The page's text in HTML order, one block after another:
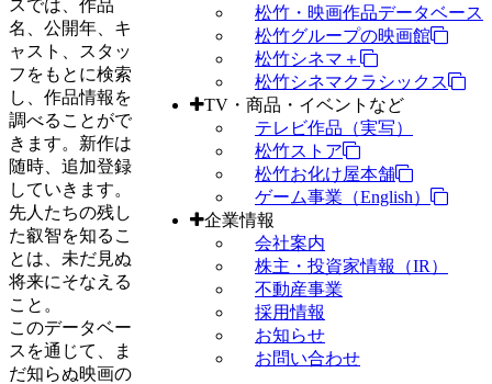
松竹・映画作品データベース
松竹グループの映画館
松竹シネマ＋
松竹シネマクラシックス
TV・商品・イベントなど
テレビ作品（実写）
松竹ストア
松竹お化け屋本舗
ゲーム事業（English）
企業情報
会社案内
株主・投資家情報（IR）
不動産事業
採用情報
お知らせ
お問い合わせ
スでは、作品
名、公開年、キ
ャスト、スタッ
フをもとに検索
し、作品情報を
調べることがで
きます。新作は
随時、追加登録
していきます。
先人たちの残し
た叡智を知るこ
とは、未だ見ぬ
将来にそなえる
こと。
このデータベー
スを通じて、ま
だ知らぬ映画の